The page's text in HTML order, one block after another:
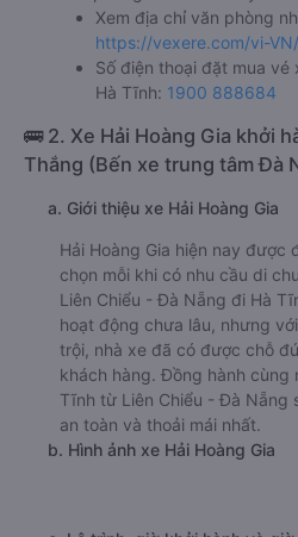
h. Thông tin liên hệ, đặt mua
Đà Nẵng đi Hà Tĩnh Khanh
Văn phòng xe Khanh Quỳnh
Xem địa chỉ văn phòng
https://vexere.com/vi-
Số điện thoại đặt mua vé
Hà Tĩnh: 1900 888684
🚌 2. Xe Hải Hoàng Gia khởi
Thắng (Bến xe trung tâm Đà
a. Giới thiệu xe Hải Hoàng Gia
Hải Hoàng Gia hiện nay được
chọn mỗi khi có nhu cầu di
Liên Chiểu - Đà Nẵng đi Hà
hoạt động chưa lâu, nhưng
trội, nhà xe đã có được chỗ
khách hàng. Đồng hành cùng